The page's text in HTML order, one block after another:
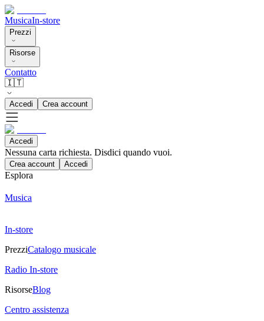
MusicaIn-store
Prezzi
Risorse
Contatto
🇮🇹
Accedi Crea account
Accedi
Nessuna carta richiesta. Disdici quando vuoi.
Crea account Accedi
Esplora
Musica
In-store
PrezziCatalogo musicale
Radio In-store
RisorseBlog
Centro assistenza